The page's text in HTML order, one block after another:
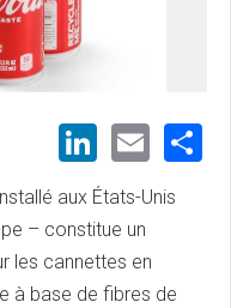
aux États-Unis
– constitue un
les cannettes en
à base de fibres de